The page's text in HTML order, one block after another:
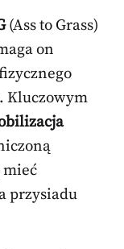
(Ass to Grass)
on
Kluczowym
mieć
przysiadu